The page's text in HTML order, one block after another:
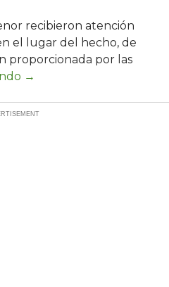
recibieron atención
el lugar del hecho, de
proporcionada por las